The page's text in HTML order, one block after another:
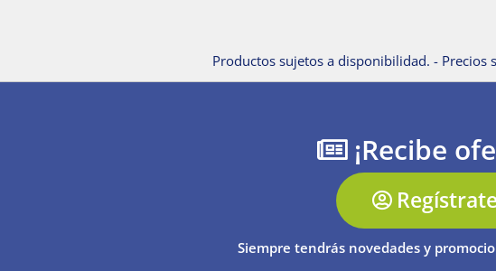
Productos sujetos a disponibilidad. - Precios
¡Recibe
Siempre tendrás novedades y